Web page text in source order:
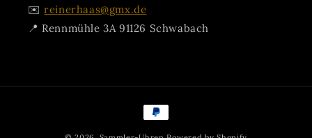
✉️reinerhaas@gmx.de
📍 Rennmühle 3A 91126 Schwabach
Payment